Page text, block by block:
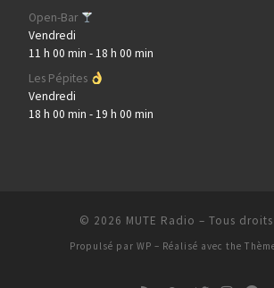
Open-Bar
Vendredi
11 h 00 min -18 h 00 min
Les Pépites
Vendredi
18 h 00 min -19 h 00 min
© 2026 MUTE Radio – Tous droits
Propulsé par WP – Réalisé avec the